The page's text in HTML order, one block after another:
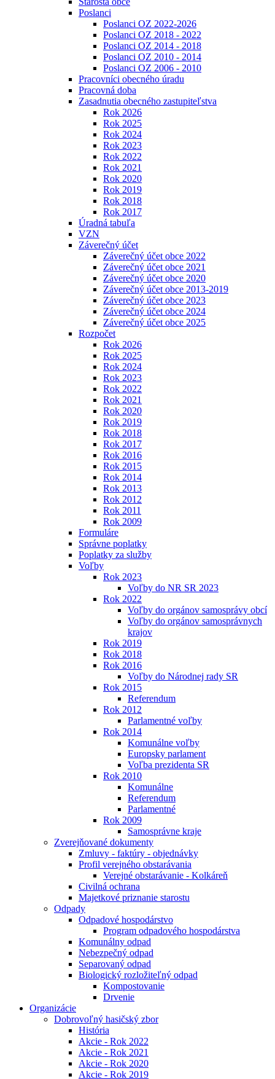
Poslanci
Poslanci OZ 2022-2026
Poslanci OZ 2018 - 2022
Poslanci OZ 2014 - 2018
Poslanci OZ 2010 - 2014
Poslanci OZ 2006 - 2010
Pracovníci obecného úradu
Pracovná doba
Zasadnutia obecného zastupiteľstva
Rok 2026
Rok 2025
Rok 2024
Rok 2023
Rok 2022
Rok 2021
Rok 2020
Rok 2019
Rok 2018
Rok 2017
Úradná tabuľa
VZN
Záverečný účet
Záverečný účet obce 2022
Záverečný účet obce 2021
Záverečný účet obce 2020
Záverečný účet obce 2013-2019
Záverečný účet obce 2023
Záverečný účet obce 2024
Záverečný účet obce 2025
Rozpočet
Rok 2026
Rok 2025
Rok 2024
Rok 2023
Rok 2022
Rok 2021
Rok 2020
Rok 2019
Rok 2018
Rok 2017
Rok 2016
Rok 2015
Rok 2014
Rok 2013
Rok 2012
Rok 2011
Rok 2009
Formuláre
Správne poplatky
Poplatky za služby
Voľby
Rok 2023
Voľby do NR SR 2023
Rok 2022
Voľby do orgánov samosprávy obcí
Voľby do orgánov samosprávnych
krajov
Rok 2019
Rok 2018
Rok 2016
Voľby do Národnej rady SR
Rok 2015
Referendum
Rok 2012
Parlamentné voľby
Rok 2014
Komunálne voľby
Europsky parlament
Voľba prezidenta SR
Rok 2010
Komunálne
Referendum
Parlamentné
Rok 2009
Samosprávne kraje
Zverejňované dokumenty
Zmluvy - faktúry - objednávky
Profil verejného obstarávania
Verejné obstarávanie - Kolkáreň
Civilná ochrana
Majetkové priznanie starostu
Odpady
Odpadové hospodárstvo
Program odpadového hospodárstva
Komunálny odpad
Nebezpečný odpad
Separovaný odpad
Biologický rozložiteľný odpad
Kompostovanie
Drvenie
Organizácie
Dobrovoľný hasičský zbor
História
Akcie - Rok 2022
Akcie - Rok 2021
Akcie - Rok 2020
Akcie - Rok 2019